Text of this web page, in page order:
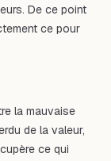
De ce point
ce pour
la mauvaise
de la valeur,
ce qui